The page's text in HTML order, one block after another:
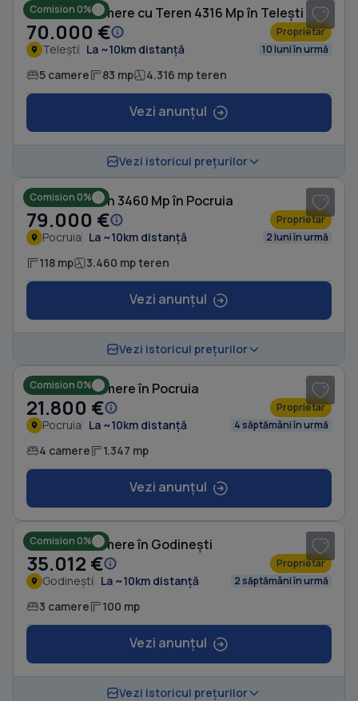
Comision 0%
Casă cu 5 camere cu Teren 4316 Mp în Telești
70.000 € Proprietar
Telești La ~10km distanță 10 luni în urmă
5 camere 83 mp 4.316 mp teren
Vezi anunțul
Vezi istoricul prețurilor
Comision 0%
Casă cu Teren 3460 Mp în Pocruia
79.000 € Proprietar
Pocruia La ~10km distanță 2 luni în urmă
118 mp 3.460 mp teren
Vezi anunțul
Vezi istoricul prețurilor
Comision 0%
Casă cu 4 camere în Pocruia
21.800 € Proprietar
Pocruia La ~10km distanță 4 săptămâni în urmă
4 camere 1.347 mp
Vezi anunțul
Comision 0%
Casă cu 3 camere în Godinești
35.012 € Proprietar
Godinești La ~10km distanță 2 săptămâni în urmă
3 camere 100 mp
Vezi anunțul
Vezi istoricul prețurilor